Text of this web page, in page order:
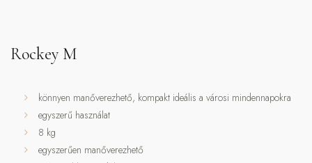
Rockey M
könnyen manőverezhető, kompakt ideális a városi mindennapokra
egyszerű használat
8 kg
egyszerűen manőverezhető